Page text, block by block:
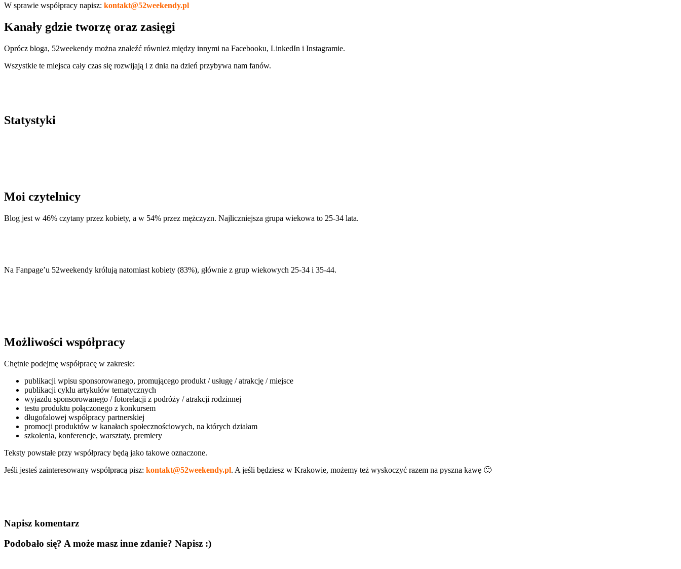
W sprawie współpracy napisz: kontakt@52weekendy.pl
Kanały gdzie tworzę oraz zasięgi
Oprócz bloga, 52weekendy można znaleźć również między innymi na Facebooku, LinkedIn i Instagramie.
Wszystkie te miejsca cały czas się rozwijają i z dnia na dzień przybywa nam fanów.
Statystyki
Moi czytelnicy
Blog jest w 46% czytany przez kobiety, a w 54% przez mężczyzn. Najliczniejsza grupa wiekowa to 25-34 lata.
Na Fanpage’u 52weekendy królują natomiast kobiety (83%), głównie z grup wiekowych 25-34 i 35-44.
Możliwości współpracy
Chętnie podejmę współpracę w zakresie:
publikacji wpisu sponsorowanego, promującego produkt / usługę / atrakcję / miejsce
publikacji cyklu artykułów tematycznych
wyjazdu sponsorowanego / fotorelacji z podróży / atrakcji rodzinnej
testu produktu połączonego z konkursem
długofalowej współpracy partnerskiej
promocji produktów w kanałach społecznościowych, na których działam
szkolenia, konferencje, warsztaty, premiery
Teksty powstałe przy współpracy będą jako takowe oznaczone.
Jeśli jesteś zainteresowany współpracą pisz: kontakt@52weekendy.pl. A jeśli będziesz w Krakowie, możemy też wyskoczyć razem na pyszna kawę 🙂
Napisz komentarz
Podobało się? A może masz inne zdanie? Napisz :)